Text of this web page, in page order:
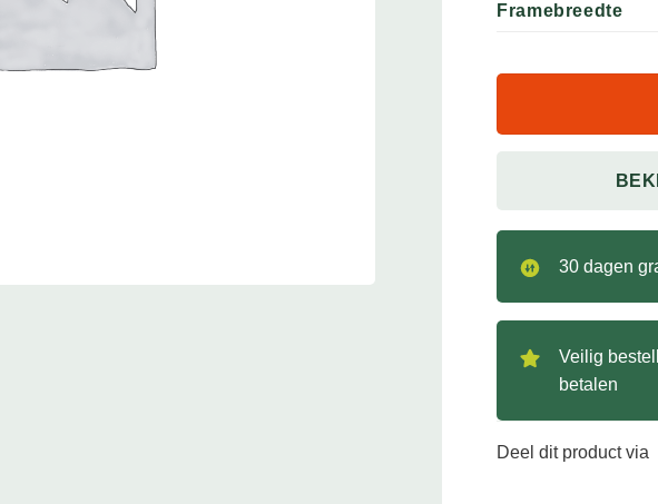
Framebreedte
30 dagen
Veilig
betalen
Deel dit product via